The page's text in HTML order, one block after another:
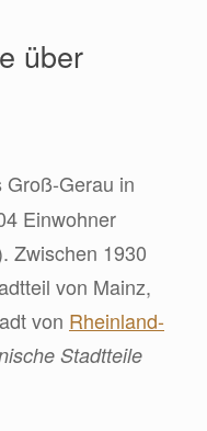
über
Groß-Gerau in
Einwohner
Zwischen 1930
von Mainz,
von Rheinland-
Stadtteile